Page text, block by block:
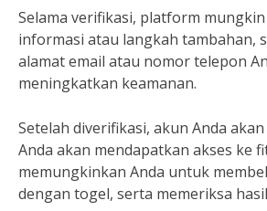
Selama verifikasi, platform
informasi atau langkah tambahan,
alamat email atau nomor telepon
meningkatkan keamanan.
Setelah diverifikasi, akun Anda
Anda akan mendapatkan akses ke
memungkinkan Anda untuk
dengan togel, serta memeriksa